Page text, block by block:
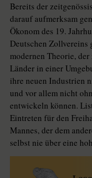
Bereits der
darauf aufmerksam
Ökonom des 19.
Deutschen
modernen Theorie,
Länder in einer
ihre neuen Industrien
und vor allem nicht
entwickeln können.
Eintreten für den
Mannes, der dem
selbst nie über eine